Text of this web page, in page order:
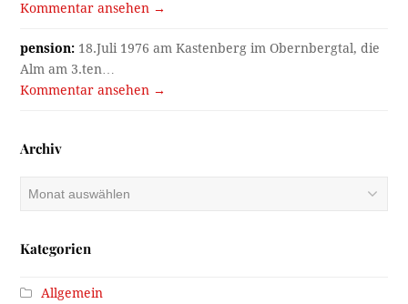
Kommentar ansehen →
pension: 18.Juli 1976 am Kastenberg im Obernbergtal, die
Alm am 3.ten…
Kommentar ansehen →
Archiv
Archiv
Kategorien
Allgemein